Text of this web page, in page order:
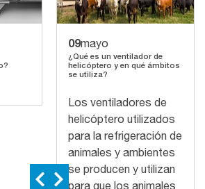
09mayo
¿Qué es un ventilador de
helicóptero y en qué ámbitos
se utiliza?
Los ventiladores de
helicóptero utilizados
para la refrigeración de
animales y ambientes
se producen y utilizan
para que los animales